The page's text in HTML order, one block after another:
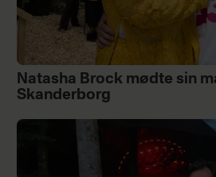
Natasha Brock mødte sin
Skanderborg